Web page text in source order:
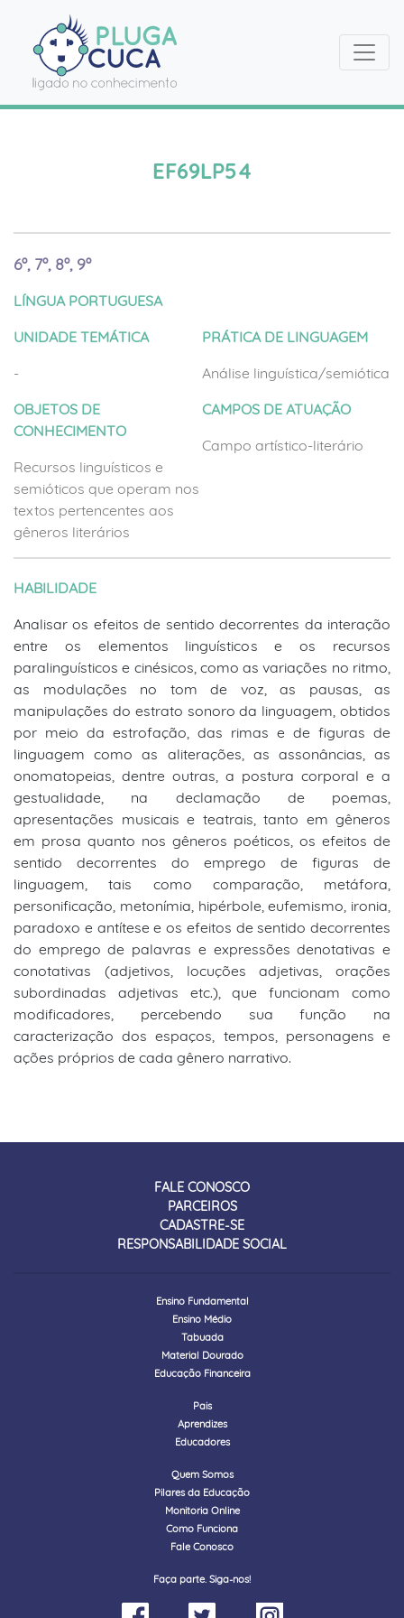
EF69LP54
6º, 7º, 8º, 9º
LÍNGUA PORTUGUESA
UNIDADE TEMÁTICA
-
OBJETOS DE
CONHECIMENTO
Recursos linguísticos e
semióticos que operam nos
textos pertencentes aos
gêneros literários
PRÁTICA DE LINGUAGEM
Análise linguística/semiótica
CAMPOS DE ATUAÇÃO
Campo artístico-literário
HABILIDADE
Analisar os efeitos de sentido decorrentes da interação
entre os elementos linguísticos e os recursos
paralinguísticos e cinésicos, como as variações no ritmo,
as modulações no tom de voz, as pausas, as
manipulações do estrato sonoro da linguagem, obtidos
por meio da estrofação, das rimas e de figuras de
linguagem como as aliterações, as assonâncias, as
onomatopeias, dentre outras, a postura corporal e a
gestualidade, na declamação de poemas,
apresentações musicais e teatrais, tanto em gêneros
em prosa quanto nos gêneros poéticos, os efeitos de
sentido decorrentes do emprego de figuras de
linguagem, tais como comparação, metáfora,
personificação, metonímia, hipérbole, eufemismo, ironia,
paradoxo e antítese e os efeitos de sentido decorrentes
do emprego de palavras e expressões denotativas e
conotativas (adjetivos, locuções adjetivas, orações
subordinadas adjetivas etc.), que funcionam como
modificadores, percebendo sua função na
caracterização dos espaços, tempos, personagens e
ações próprios de cada gênero narrativo.
FALE CONOSCO
PARCEIROS
CADASTRE-SE
RESPONSABILIDADE SOCIAL
Ensino Fundamental
Ensino Médio
Tabuada
Material Dourado
Educação Financeira
Pais
Aprendizes
Educadores
Quem Somos
Pilares da Educação
Monitoria Online
Como Funciona
Fale Conosco
Faça parte. Siga-nos!